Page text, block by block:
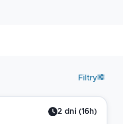
Filtry
2 dni (16h)